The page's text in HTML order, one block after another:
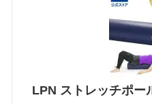
LPN ストレッチポ